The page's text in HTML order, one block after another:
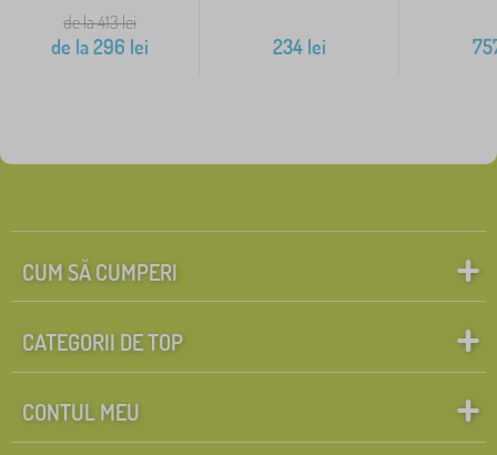
de la 413lei
de la296 lei 234 lei
CUM SĂ CUMPERI
CATEGORII DE TOP
CONTUL MEU